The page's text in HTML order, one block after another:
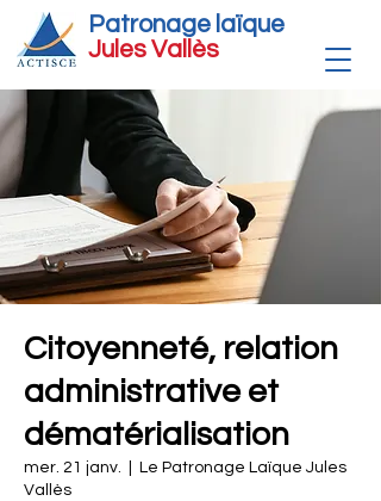
Patronage laïque
Jules Vallès
Citoyenneté, relation
administrative et
dématérialisation
mer. 21 janv.
Le Patronage Laïque Jules
Vallès